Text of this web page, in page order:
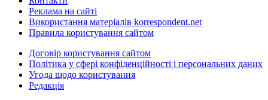
Реклама на сайті
Використання матеріалів korrespondent.net
Правила користування сайтом
Договір користування сайтом
Політика у сфері конфіденційності і персональних даних
Угода щодо користування
Редакція